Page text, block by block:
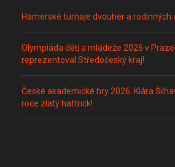
Hamerské turnaje dvouher a rodinných
Olympiáda dětí a mládeže 2026 v
reprezentoval Středočeský kraj!
České akademické hry 2026: Klára
roce zlatý hattrick!